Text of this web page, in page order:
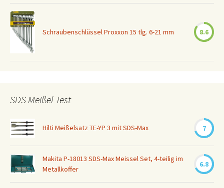
Schraubenschlüssel Proxxon 15 tlg. 6-21 mm 8.6
SDS Meißel Test
Hilti Meißelsatz TE-YP 3 mit SDS-Max 7
Makita P-18013 SDS-Max Meissel Set, 4-teilig im
Metallkoffer
6.8